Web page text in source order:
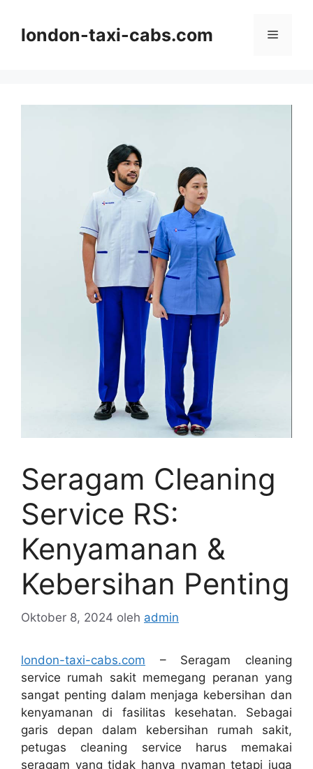
london-taxi-cabs.com Menu
Seragam Cleaning
Service RS:
Kenyamanan &
Kebersihan Penting
Oktober 8, 2024 oleh admin
london-taxi-cabs.com – Seragam cleaning
service rumah sakit memegang peranan yang
sangat penting dalam menjaga kebersihan dan
kenyamanan di fasilitas kesehatan. Sebagai
garis depan dalam kebersihan rumah sakit,
petugas cleaning service harus memakai
seragam yang tidak hanya nyaman tetapi juga